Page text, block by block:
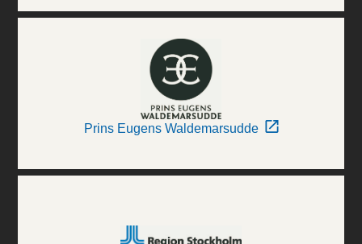
Prins Eugens Waldemarsudde